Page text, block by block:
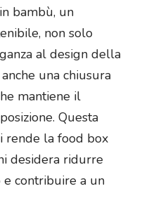
bambù, un
non solo
al design della
una chiusura
mantiene il
Questa
rende la food box
desidera ridurre
e contribuire a un